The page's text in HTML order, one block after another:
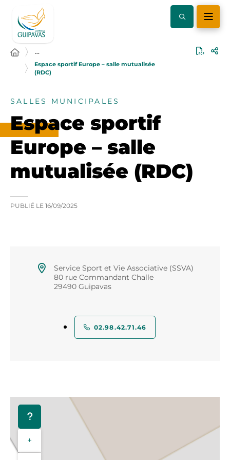
…
Espace sportif Europe – salle mutualisée
(RDC)
SALLES MUNICIPALES
Espace sportif
Europe – salle
mutualisée (RDC)
PUBLIÉ LE 16/09/2025
Service Sport et Vie Associative (SSVA)
80 rue Commandant Challe
29490 Guipavas
02.98.42.71.46
+